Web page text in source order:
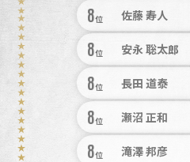
8位 佐藤 寿人
8位 安永 聡太郎
8位 長田 道泰
8位 瀬沼 正和
8位 滝澤 邦彦